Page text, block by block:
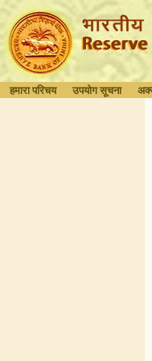
हमारा परिचय उपयोग सूचना